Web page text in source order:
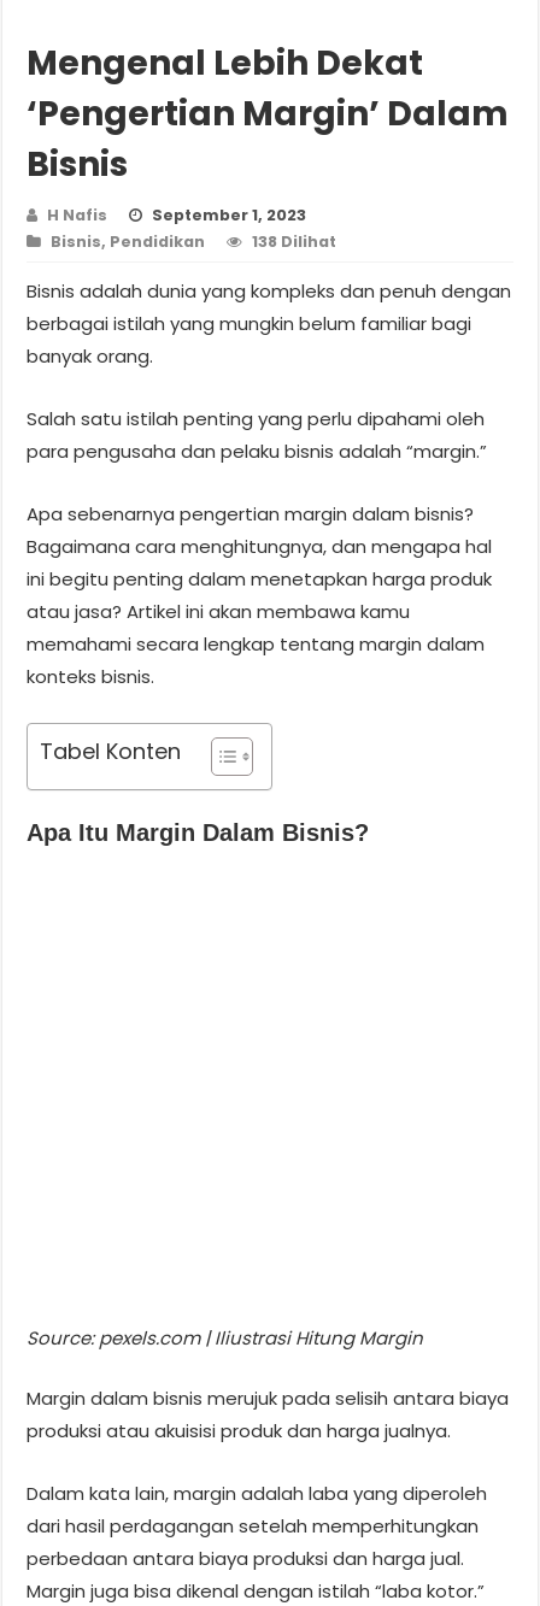
Mengenal Lebih Dekat
‘Pengertian Margin’ Dalam
Bisnis
H Nafis
September 1, 2023
Bisnis, Pendidikan 138 Dilihat
Bisnis adalah dunia yang kompleks dan penuh dengan
berbagai istilah yang mungkin belum familiar bagi
banyak orang.
Salah satu istilah penting yang perlu dipahami oleh
para pengusaha dan pelaku bisnis adalah “margin.”
Apa sebenarnya pengertian margin dalam bisnis?
Bagaimana cara menghitungnya, dan mengapa hal
ini begitu penting dalam menetapkan harga produk
atau jasa? Artikel ini akan membawa kamu
memahami secara lengkap tentang margin dalam
konteks bisnis.
Tabel Konten
Apa Itu Margin Dalam Bisnis?
Source: pexels.com | Iliustrasi Hitung Margin
Margin dalam bisnis merujuk pada selisih antara biaya
produksi atau akuisisi produk dan harga jualnya.
Dalam kata lain, margin adalah laba yang diperoleh
dari hasil perdagangan setelah memperhitungkan
perbedaan antara biaya produksi dan harga jual.
Margin juga bisa dikenal dengan istilah “laba kotor.”